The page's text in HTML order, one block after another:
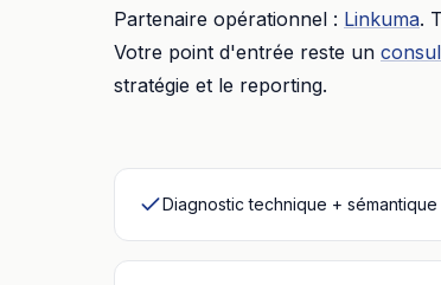
Partenaire opérationnel : Linkuma.
Votre point d'entrée reste un
stratégie et le reporting.
Diagnostic technique + sémantique